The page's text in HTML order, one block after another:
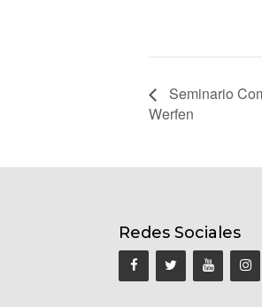
Seminario
Werfen
Redes Sociales